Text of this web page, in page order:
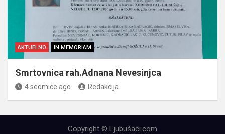
AKTUELNO IN MEMORIAM
Smrtovnica rah.Adnana Nevesinjca
4 sedmice ago Redakcija
Copyright © Ljubušaci.com